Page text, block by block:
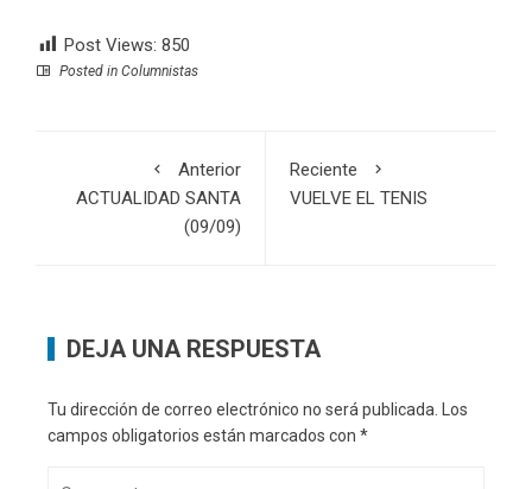
Post Views: 850
Posted in Columnistas
Anterior
ACTUALIDAD SANTA
(09/09)
Reciente
VUELVE EL TENIS
DEJA UNA RESPUESTA
Tu dirección de correo electrónico no será publicada. Los
campos obligatorios están marcados con *